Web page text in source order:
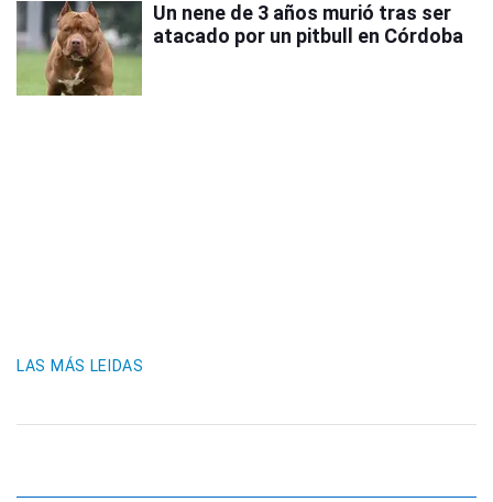
Un nene de 3 años murió tras ser
atacado por un pitbull en Córdoba
LAS MÁS LEIDAS